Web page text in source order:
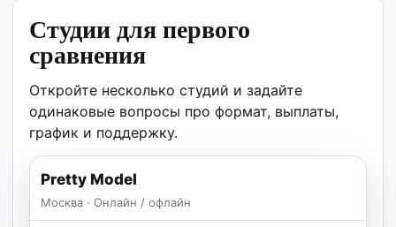
Студии для первого
сравнения
Откройте несколько студий и задайте
одинаковые вопросы про формат, выплаты,
график и поддержку.
Pretty Model
Москва · Онлайн / офлайн